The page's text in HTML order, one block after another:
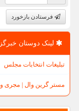
فرستادن بازخورد
لینک دوستان
تبلیغات انتخابات مجلس
مستر گرین وال | مجری و